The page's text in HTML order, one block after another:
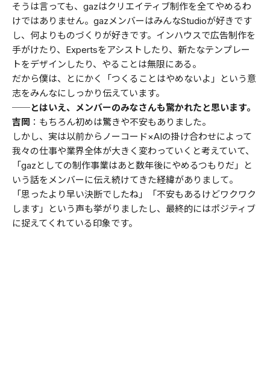
そうは言っても、gazはクリエイティブ制作を全てやめるわ
けではありません。gazメンバーはみんなStudioが好きです
し、何よりものづくりが好きです。インハウスで広告制作を
手がけたり、Expertsをアシストしたり、新たなテンプレー
トをデザインしたり、やることは無限にある。
だから僕は、とにかく「つくることはやめないよ」という意
志をみんなにしっかり伝えています。
──とはいえ、メンバーのみなさんも驚かれたと思います。
吉岡 ：もちろん初めは驚きや不安もありました。
しかし、実は以前からノーコード×AIの掛け合わせによって
我々の仕事や業界全体が大きく変わっていくと考えていて、
「gazとしての制作事業はあと数年後にやめるつもりだ」と
いう話をメンバーに伝え続けてきた経緯がありまして。
「思ったより早い決断でしたね」「不安もあるけどワクワク
します」という声も挙がりましたし、最終的にはポジティブ
に捉えてくれている印象です。